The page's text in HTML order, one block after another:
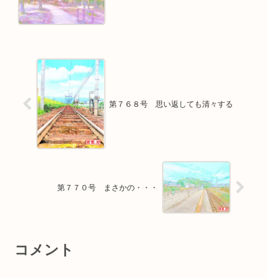
第７６８号 思い返しても清々する
第７７０号 まさかの・・・
コメント